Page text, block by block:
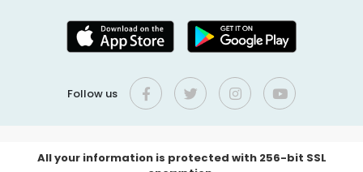
Follow us
All your information is protected with 256-bit SSL